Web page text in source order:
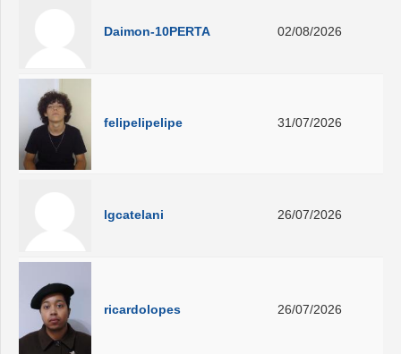
Daimon-10PERTA 02/08/2026
felipelipelipe 31/07/2026
lgcatelani 26/07/2026
ricardolopes 26/07/2026